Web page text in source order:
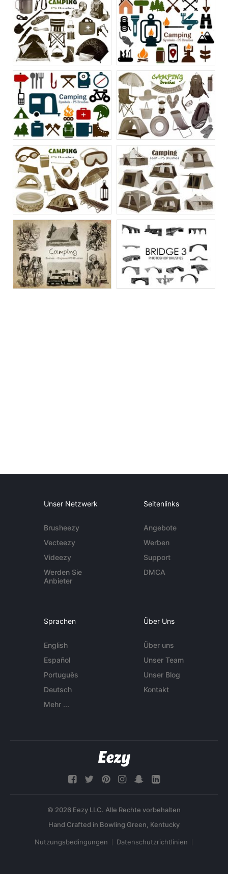
Unser Netzwerk
Brusheezy
Vecteezy
Videezy
Werden Sie
Anbieter
Seitenlinks
Angebote
Werben
Support
DMCA
Sprachen
English
Español
Português
Deutsch
Mehr ...
Über Uns
Über uns
Unser Team
Unser Blog
Kontakt
© 2026 Eezy LLC. Alle Rechte vorbehalten
Nutzungsbedingungen Datenschutzrichtlinien